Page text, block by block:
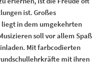
ist. Großes
in dem umgekehrten
soll vor allem Spaß
Mit farbcodierten
mit ihren